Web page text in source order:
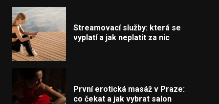
Streamovací služby: která se
vyplatí a jak neplatit za nic
První erotická masáž v Praze:
co čekat a jak vybrat salon